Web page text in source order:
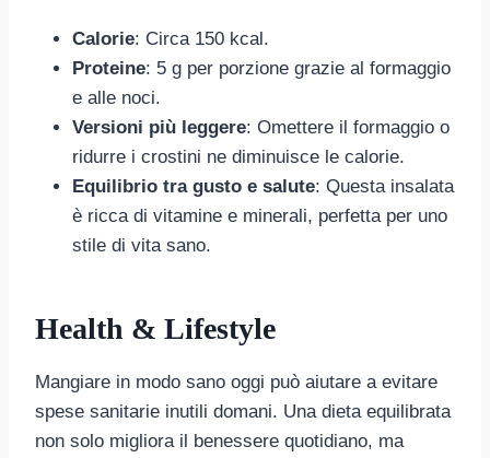
Calorie: Circa 150 kcal.
Proteine: 5 g per porzione grazie al formaggio
e alle noci.
Versioni più leggere: Omettere il formaggio o
ridurre i crostini ne diminuisce le calorie.
Equilibrio tra gusto e salute: Questa insalata
è ricca di vitamine e minerali, perfetta per uno
stile di vita sano.
Health & Lifestyle
Mangiare in modo sano oggi può aiutare a evitare
spese sanitarie inutili domani. Una dieta equilibrata
non solo migliora il benessere quotidiano, ma